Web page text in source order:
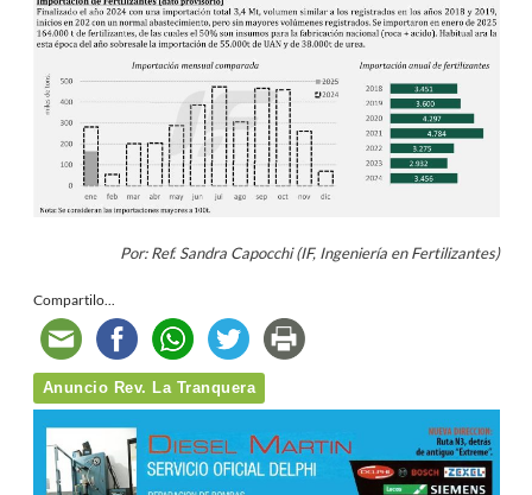
Por: Ref. Sandra Capocchi (IF, Ingeniería en Fertilizantes)
Compartilo...
Anuncio Rev. La Tranquera